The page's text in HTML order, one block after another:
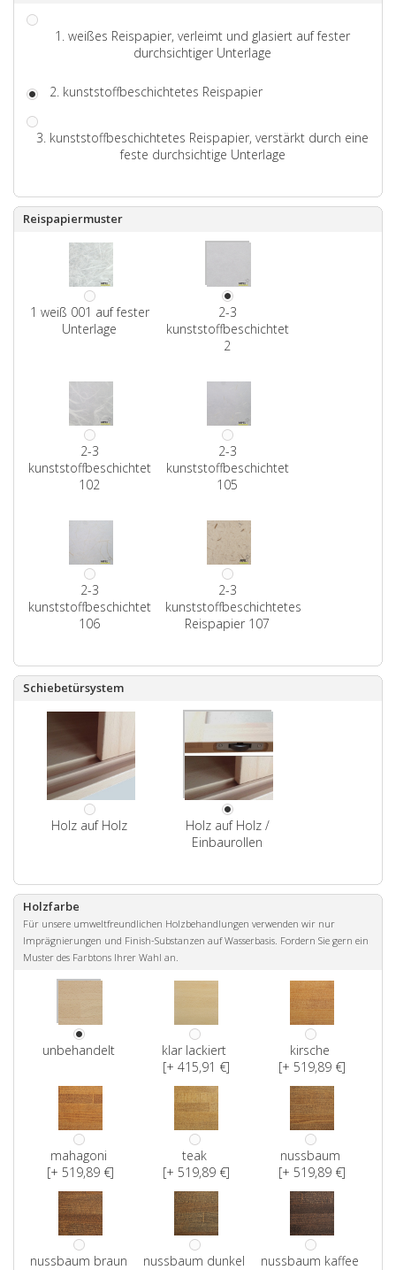
1. weißes Reispapier, verleimt und glasiert auf fester
durchsichtiger Unterlage
2. kunststoffbeschichtetes Reispapier
3. kunststoffbeschichtetes Reispapier, verstärkt durch eine
feste durchsichtige Unterlage
Reispapiermuster
1 weiß 001 auf fester
Unterlage
2-3
kunststoffbeschichtet
2
2-3
kunststoffbeschichtet
102
2-3
kunststoffbeschichtet
105
2-3
kunststoffbeschichtet
106
2-3
kunststoffbeschichtetes
Reispapier 107
Schiebetürsystem
Holz auf Holz
Holz auf Holz /
Einbaurollen
Holzfarbe
Für unsere umweltfreundlichen Holzbehandlungen verwenden wir nur
Imprägnierungen und Finish-Substanzen auf Wasserbasis. Fordern Sie gern ein
Muster des Farbtons Ihrer Wahl an.
unbehandelt
klar lackiert
[+ 415,91 €]
kirsche
[+ 519,89 €]
mahagoni
[+ 519,89 €]
teak
[+ 519,89 €]
nussbaum
[+ 519,89 €]
nussbaum braun
nussbaum dunkel
nussbaum kaffee